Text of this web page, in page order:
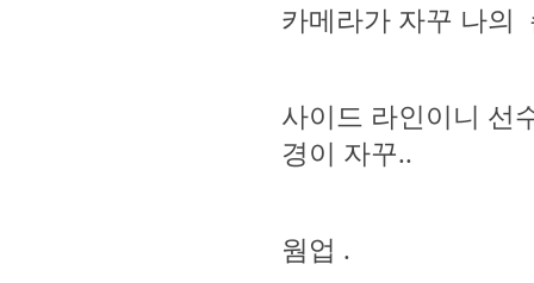
카메라가 자꾸 나의
사이드 라인이니 선
경이 자꾸..
웜업 .